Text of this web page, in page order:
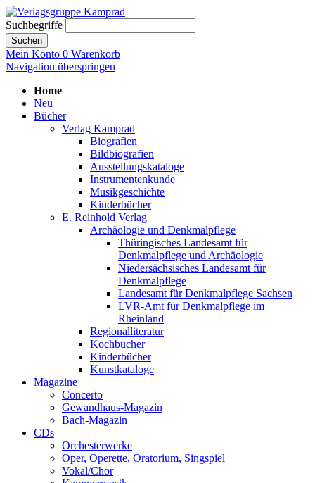
Suchbegriffe
Suchen
Mein Konto 0 Warenkorb
Navigation überspringen
Home
Neu
Bücher
Verlag Kamprad
Biografien
Bildbiografien
Ausstellungskataloge
Instrumentenkunde
Musikgeschichte
Kinderbücher
E. Reinhold Verlag
Archäologie und Denkmalpflege
Thüringisches Landesamt für
Denkmalpflege und Archäologie
Niedersächsisches Landesamt für
Denkmalpflege
Landesamt für Denkmalpflege Sachsen
LVR-Amt für Denkmalpflege im
Rheinland
Regionalliteratur
Kochbücher
Kinderbücher
Kunstkataloge
Magazine
Concerto
Gewandhaus-Magazin
Bach-Magazin
CDs
Orchesterwerke
Oper, Operette, Oratorium, Singspiel
Vokal/Chor